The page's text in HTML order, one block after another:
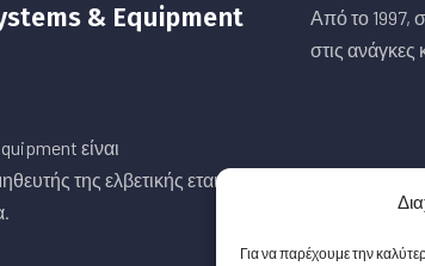
Για να παρέχουμε την
& Equipment
είναι
της ελβετικής εταιρείας
Από το 1997,
στις ανάγκες